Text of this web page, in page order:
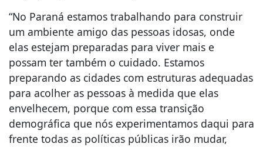
“No Paraná estamos trabalhando para construir
um ambiente amigo das pessoas idosas, onde
elas estejam preparadas para viver mais e
possam ter também o cuidado. Estamos
preparando as cidades com estruturas adequadas
para acolher as pessoas à medida que elas
envelhecem, porque com essa transição
demográfica que nós experimentamos daqui para
frente todas as políticas públicas irão mudar,